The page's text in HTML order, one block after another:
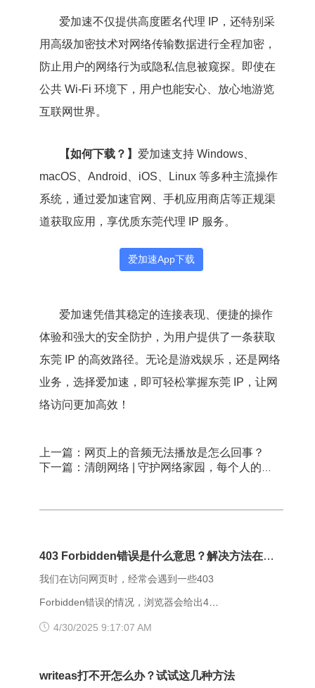
爱加速不仅提供高度匿名代理 IP，还特别采
用高级加密技术对网络传输数据进行全程加密，
防止用户的网络行为或隐私信息被窥探。即使在
公共 Wi-Fi 环境下，用户也能安心、放心地游览
互联网世界。
【如何下载？】 爱加速支持 Windows、
macOS、Android、iOS、Linux 等多种主流操作
系统，通过爱加速官网、手机应用商店等正规渠
道获取应用，享优质东莞代理 IP 服务。
爱加速App下载
爱加速凭借其稳定的连接表现、便捷的操作
体验和强大的安全防护，为用户提供了一条获取
东莞 IP 的高效路径。无论是游戏娱乐，还是网络
业务，选择爱加速，即可轻松掌握东莞 IP，让网
络访问更加高效！
上一篇：网页上的音频无法播放是怎么回事？
403 Forbidden错误是什么意思？解决方法在这
里
我们在访问网页时，经常会遇到一些403
Forbidden错误的情况，浏览器会给出403
Forbidden错误提示。那么，403
Forbidden错误该怎么解决？ 403
4/30/2025 9:17:07 AM
writeas打不开怎么办？试试这几种方法